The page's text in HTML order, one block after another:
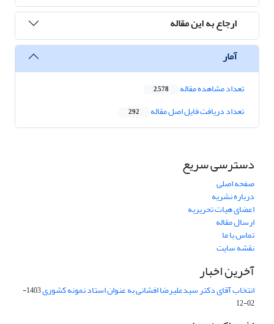
ارجاع به این مقاله
آمار
تعداد مشاهده مقاله 2,578
تعداد دریافت فایل اصل مقاله 292
دسترسی سریع
صفحه اصلی
درباره نشریه
اعضای هیات تحریریه
ارسال مقاله
تماس با ما
نقشه سایت
آخرین اخبار
انتخاب آقای دکتر سیدعلیرضا افشانی به عنوان استاد نمونه کشوری
1403-
02-12